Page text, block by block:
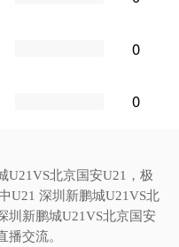
0
0
U21VS北京国安U21，极
U21 深圳新鹏城U21VS北
圳新鹏城U21VS北京国安
播交流。